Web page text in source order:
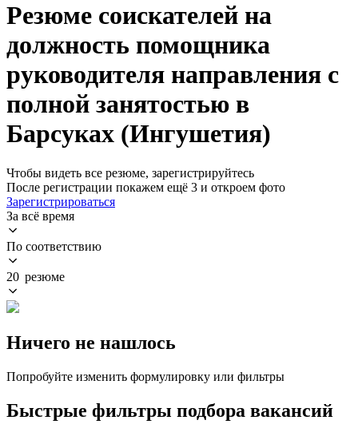
Резюме соискателей на
должность помощника
руководителя направления с
полной занятостью в
Барсуках (Ингушетия)
Чтобы видеть все резюме, зарегистрируйтесь
После регистрации покажем ещё 3 и откроем фото
Зарегистрироваться
За всё время
По соответствию
20 резюме
Ничего не нашлось
Попробуйте изменить формулировку или фильтры
Быстрые фильтры подбора вакансий